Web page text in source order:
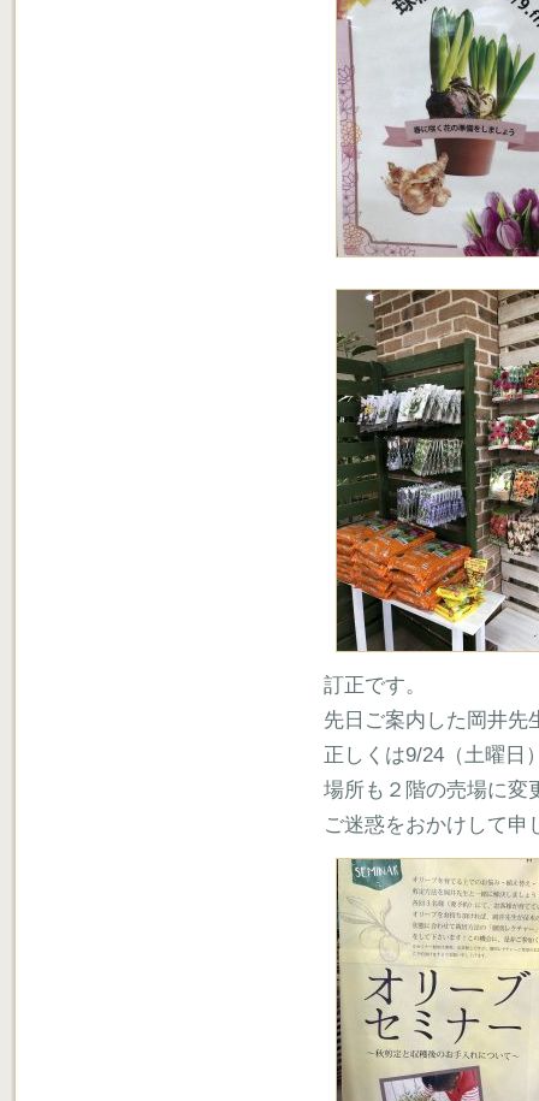
訂正です。
先日ご案内した岡井先
正しくは9/24（土曜日
場所も２階の売場に変
ご迷惑をおかけして申